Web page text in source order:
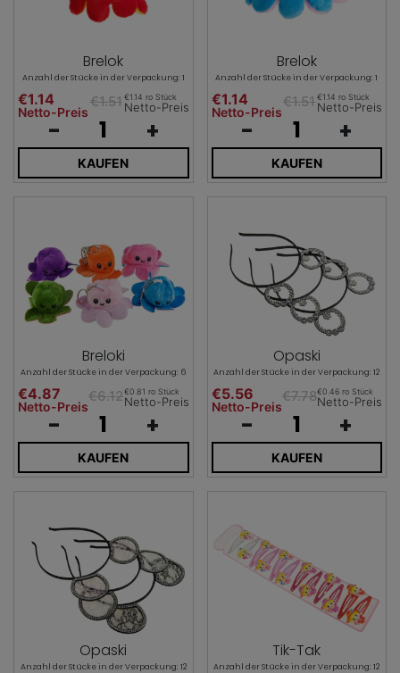
Brelok
Anzahl der Stücke in der Verpackung: 1
€1.14
Netto-Preis
€1.51 €1.14 ro Stück
Netto-Preis
- +
KAUFEN
Brelok
Anzahl der Stücke in der Verpackung: 1
€1.14
Netto-Preis
€1.51€1.14 ro Stück
Netto-Preis
- +
KAUFEN
Breloki
Anzahl der Stücke in der Verpackung: 6
€4.87
Netto-Preis
€6.12€0.81 ro Stück
Netto-Preis
- +
KAUFEN
Opaski
Anzahl der Stücke in der Verpackung: 12
€5.56
Netto-Preis
€7.78€0.46 ro Stück
Netto-Preis
- +
KAUFEN
Opaski
Anzahl der Stücke in der Verpackung: 12
Tik-Tak
Anzahl der Stücke in der Verpackung: 12